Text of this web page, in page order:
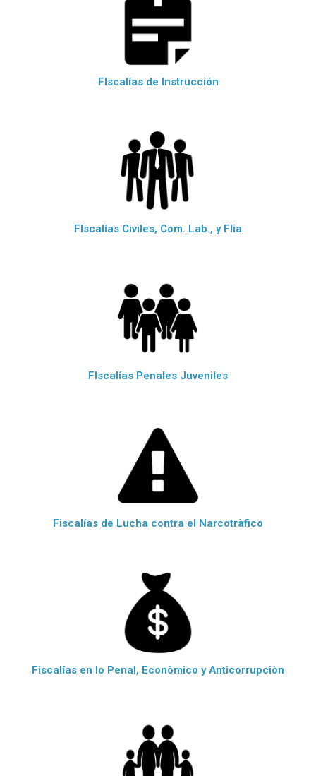
FIscalías de Instrucción
FIscalías Civiles, Com. Lab., y Flia
FIscalías Penales Juveniles
Fiscalías de Lucha contra el Narcotràfico
Fiscalías en lo Penal, Econòmico y Anticorrupciòn